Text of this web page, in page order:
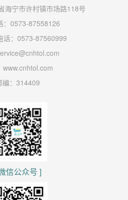
海宁市许村镇市场路118号
：0573-87558126
话：0573-87560999
www.cnhtol.com
编：314409
信公众号 ]